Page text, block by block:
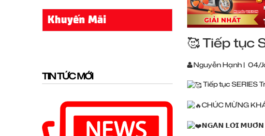
Khuyến Mãi
TIN TỨC MỚI
🥰 Tiếp tục
Nguyễn Hạnh | 04/
Tiếp tục SERIES
CHÚC MỪNG
𝗡𝗚𝗔̀𝗡 𝗟𝗢̛̀𝗜 𝗠𝗨𝗢̂́𝗡